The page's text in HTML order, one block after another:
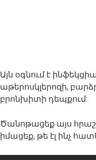
Այն օգնում է
աթերոսկլերոզի,
բրոնխիտի դեպքում:
Ծանոթացեք այս
իմացեք, թե էլ ինչ